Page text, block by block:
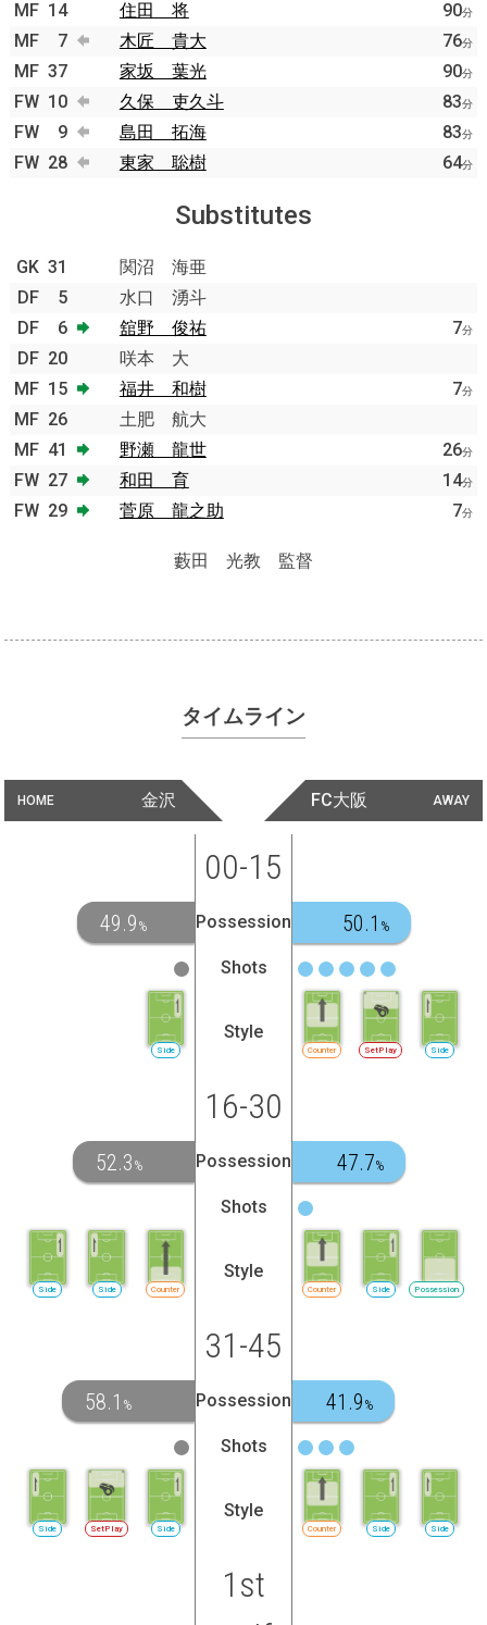
MF 14 住田 将 90分
MF 7 木匠 貴大 76分
MF 37 家坂 葉光 90分
FW 10 久保 吏久斗 83分
FW 9 島田 拓海 83分
FW 28 東家 聡樹 64分
Substitutes
GK 31
関沼 海亜
DF
5
水口 湧斗
DF
6 舘野 俊祐 7分
DF 20
咲本 大
MF 15 福井 和樹 7分
MF 26
土肥 航大
MF 41 野瀬 龍世 26分
FW 27 和田 育 14分
FW 29 菅原 龍之助 7分
藪田 光教 監督
タイムライン
HOME 金沢 AWAY
FC大阪
00-15
49.9 % Possession 50.1 %
Shots
Side
Style
Counter SetPlay Side
16-30
52.3 % Possession 47.7%
Shots
Counter
Side
Side
Style
Counter Side Possession
31-45
58.1 % Possession 41.9 %
Shots
Side
SetPlay
Side
Style
Counter Side Side
1st